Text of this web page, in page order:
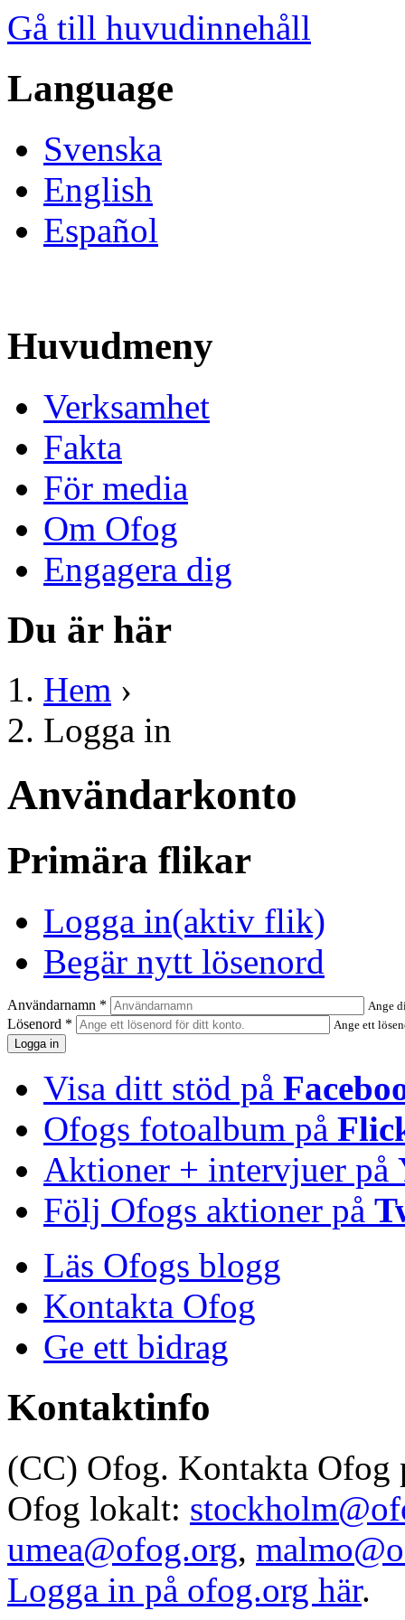
Gå till huvudinnehåll
Language
Svenska
English
Español
Huvudmeny
Verksamhet
Fakta
För media
Om Ofog
Engagera dig
Du är här
Hem ›
Logga in
Användarkonto
Primära flikar
Logga in(aktiv flik)
Begär nytt lösenord
Användarnamn * Ange
Lösenord * Ange ett
Visa ditt stöd på
Ofogs fotoalbum på
Aktioner + intervjuer på
Följ Ofogs aktioner på
Läs Ofogs blogg
Kontakta Ofog
Ge ett bidrag
Kontaktinfo
(CC) Ofog. Kontakta Ofog
Ofog lokalt:
umea@ofog.org,
Logga in på ofog.org här.